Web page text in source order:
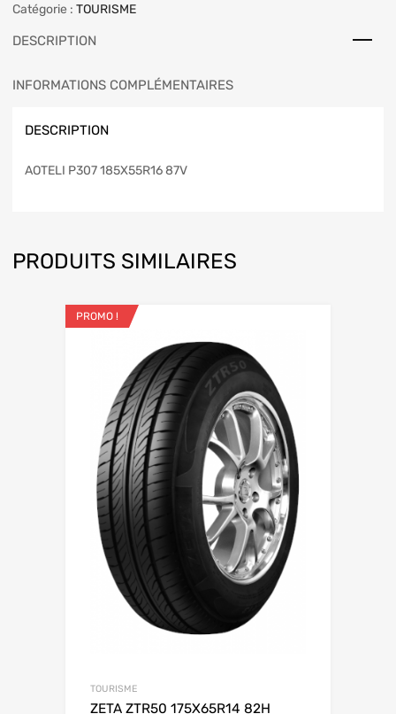
Catégorie : TOURISME
DESCRIPTION
INFORMATIONS COMPLÉMENTAIRES
DESCRIPTION
AOTELI P307 185X55R16 87V
PRODUITS SIMILAIRES
PROMO !
TOURISME
ZETA ZTR50 175X65R14 82H